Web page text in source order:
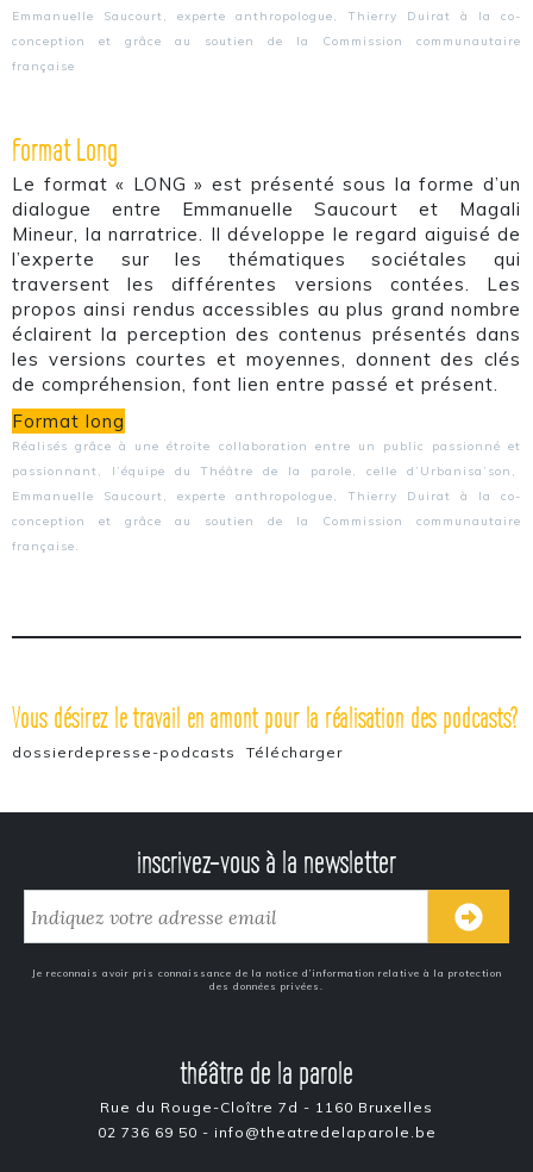
Emmanuelle Saucourt, experte anthropologue, Thierry Duirat à la co-
conception et grâce au soutien de la Commission communautaire
française
Format Long
Le format « LONG » est présenté sous la forme d’un
dialogue entre Emmanuelle Saucourt et Magali
Mineur, la narratrice. Il développe le regard aiguisé de
l’experte sur les thématiques sociétales qui
traversent les différentes versions contées. Les
propos ainsi rendus accessibles au plus grand nombre
éclairent la perception des contenus présentés dans
les versions courtes et moyennes, donnent des clés
de compréhension, font lien entre passé et présent.
Format long
Réalisés grâce à une étroite collaboration entre un public passionné et
passionnant, l’équipe du Théâtre de la parole, celle d’Urbanisa’son,
Emmanuelle Saucourt, experte anthropologue, Thierry Duirat à la co-
conception et grâce au soutien de la Commission communautaire
française.
Vous désirez le travail en amont pour la réalisation des podcasts?
dossierdepresse-podcasts Télécharger
inscrivez-vous à la newsletter
Je reconnais avoir pris connaissance de la notice d’information relative à la protection
des données privées.
théâtre de la parole
Rue du Rouge-Cloître 7d - 1160 Bruxelles
02 736 69 50 - info@theatredelaparole.be